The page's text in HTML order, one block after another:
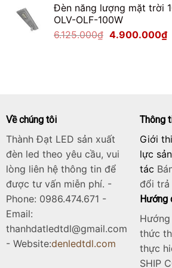
là:
2.125.000₫.
Đèn năng lượng mặt trời
OLV-OLF-100W
6.125.000₫ Giá
4.900.000₫
Về chúng tôi
Thành Đạt LED sản xuất
đèn led theo yêu cầu, vui
lòng liên hệ thông tin để
được tư vấn miễn phí. -
Phone: 0986.474.671 -
Email:
thanhdatledtdl@gmail.com
- Website:denledtdl.com
Thông
Giới
lực
tác
đổi trả
Hướng
thức
thực
SHIP